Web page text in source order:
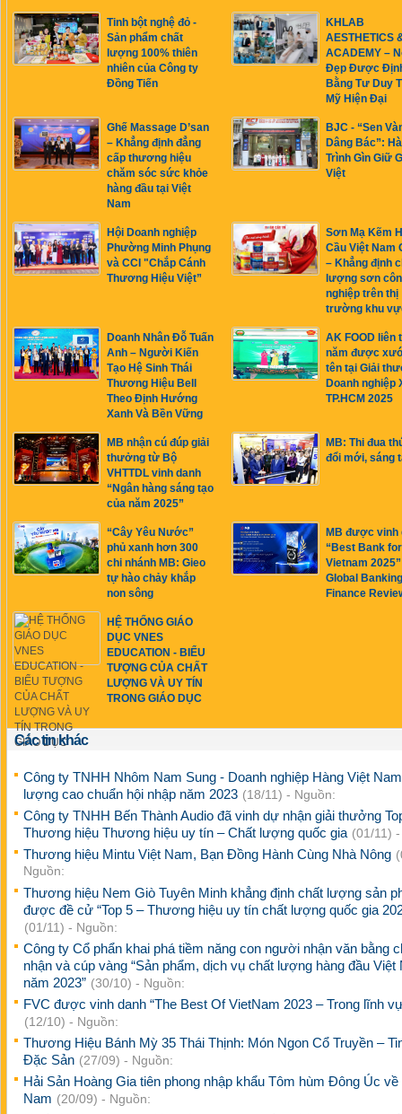
Tinh bột nghệ đỏ -
Sản phẩm chất
lượng 100% thiên
nhiên của Công ty
Đồng Tiến
KHLAB
AESTHETICS
ACADEMY –
Đẹp Được
Bằng Tư Duy
Mỹ Hiện Đại
Ghế Massage D’san
– Khẳng định đẳng
cấp thương hiệu
chăm sóc sức khỏe
hàng đầu tại Việt
Nam
BJC - “Sen
Dâng Bác”:
Trình Gìn Giữ
Việt
Hội Doanh nghiệp
Phường Minh Phụng
và CCI "Chắp Cánh
Thương Hiệu Việt”
Sơn Mạ Kẽm
Cầu Việt Nam
– Khẳng định
lượng sơn
nghiệp trên thị
trường khu
Doanh Nhân Đỗ Tuấn
Anh – Người Kiến
Tạo Hệ Sinh Thái
Thương Hiệu Bell
Theo Định Hướng
Xanh Và Bền Vững
AK FOOD liên
năm được
tên tại Giải
Doanh nghiệp
TP.HCM 2025
MB nhận cú đúp giải
thưởng từ Bộ
VHTTDL vinh danh
“Ngân hàng sáng tạo
của năm 2025”
MB: Thi đua
đổi mới, sáng
“Cây Yêu Nước”
phủ xanh hơn 300
chi nhánh MB: Gieo
tự hào chảy khắp
non sông
MB được vinh
“Best Bank
Vietnam
Global
Finance
HỆ THỐNG GIÁO
DỤC VNES
EDUCATION - BIỂU
TƯỢNG CỦA CHẤT
LƯỢNG VÀ UY TÍN
TRONG GIÁO DỤC
Các tin khác
Công ty TNHH Nhôm Nam Sung - Doanh nghiệp Hàng Việt
lượng cao chuẩn hội nhập năm 2023 (18/11) - Nguồn:
Công ty TNHH Bến Thành Audio đã vinh dự nhận giải thưởng
Thương hiệu Thương hiệu uy tín – Chất lượng quốc gia (01/11)
Thương hiệu Mintu Việt Nam, Bạn Đồng Hành Cùng Nhà Nông
Nguồn:
Thương hiệu Nem Giò Tuyên Minh khẳng định chất lượng sản
được đề cử “Top 5 – Thương hiệu uy tín chất lượng quốc gia
(01/11) - Nguồn:
Công ty Cổ phẩn khai phá tiềm năng con người nhận văn bằng
nhận và cúp vàng “Sản phẩm, dịch vụ chất lượng hàng đầu Việt
năm 2023” (30/10) - Nguồn:
FVC được vinh danh “The Best Of VietNam 2023 – Trong lĩnh
(12/10) - Nguồn:
Thương Hiệu Bánh Mỳ 35 Thái Thịnh: Món Ngon Cổ Truyền –
Đặc Sản (27/09) - Nguồn:
Hải Sản Hoàng Gia tiên phong nhập khẩu Tôm hùm Đông Úc về
Nam (20/09) - Nguồn: